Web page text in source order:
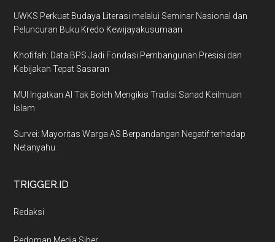
UWKS Perkuat Budaya Literasi melalui Seminar Nasional dan
Peluncuran Buku Kredo Kewijayakusumaan
Khofifah: Data BPS Jadi Fondasi Pembangunan Presisi dan
Kebijakan Tepat Sasaran
MUI Ingatkan AI Tak Boleh Mengikis Tradisi Sanad Keilmuan
Islam
Survei: Mayoritas Warga AS Berpandangan Negatif terhadap
Netanyahu
TRIGGER.ID
Redaksi
Pedoman Media Siber